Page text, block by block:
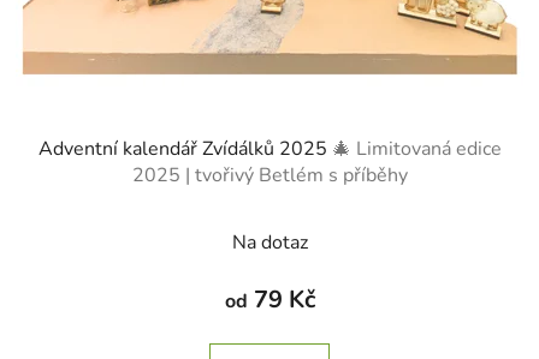
Adventní kalendář Zvídálků 2025 🎄 Limitovaná edice
2025 | tvořivý Betlém s příběhy
Na dotaz
od 79 Kč